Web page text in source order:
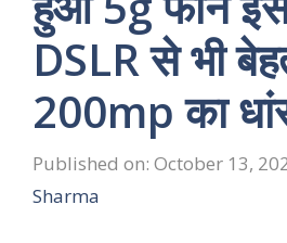
DSLR से भी
200mp का
Published on: October 13,
Sharma